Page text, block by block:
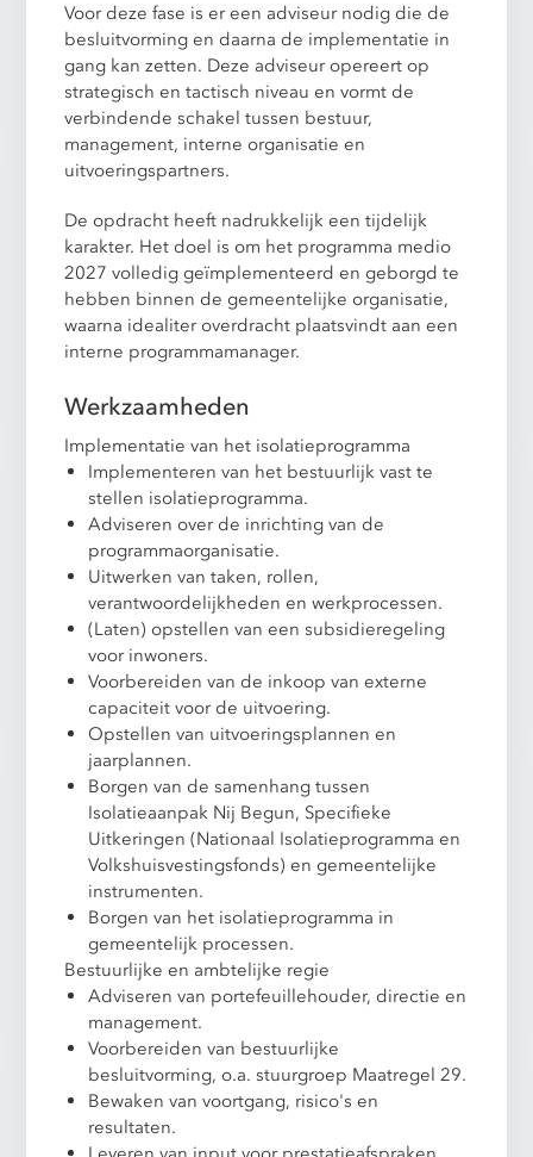
Voor deze fase is er een adviseur nodig die de
besluitvorming en daarna de implementatie in
gang kan zetten. Deze adviseur opereert op
strategisch en tactisch niveau en vormt de
verbindende schakel tussen bestuur,
management, interne organisatie en
uitvoeringspartners.
De opdracht heeft nadrukkelijk een tijdelijk
karakter. Het doel is om het programma medio
2027 volledig geïmplementeerd en geborgd te
hebben binnen de gemeentelijke organisatie,
waarna idealiter overdracht plaatsvindt aan een
interne programmamanager.
Werkzaamheden
Implementatie van het isolatieprogramma
Implementeren van het bestuurlijk vast te
stellen isolatieprogramma.
Adviseren over de inrichting van de
programmaorganisatie.
Uitwerken van taken, rollen,
verantwoordelijkheden en werkprocessen.
(Laten) opstellen van een subsidieregeling
voor inwoners.
Voorbereiden van de inkoop van externe
capaciteit voor de uitvoering.
Opstellen van uitvoeringsplannen en
jaarplannen.
Borgen van de samenhang tussen
Isolatieaanpak Nij Begun, Specifieke
Uitkeringen (Nationaal Isolatieprogramma en
Volkshuisvestingsfonds) en gemeentelijke
instrumenten.
Borgen van het isolatieprogramma in
gemeentelijk processen.
Bestuurlijke en ambtelijke regie
Adviseren van portefeuillehouder, directie en
management.
Voorbereiden van bestuurlijke
besluitvorming, o.a. stuurgroep Maatregel 29.
Bewaken van voortgang, risico's en
resultaten.